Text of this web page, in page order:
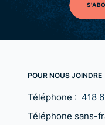
POUR NOUS JOINDRE
Téléphone : 418
Téléphone sans-